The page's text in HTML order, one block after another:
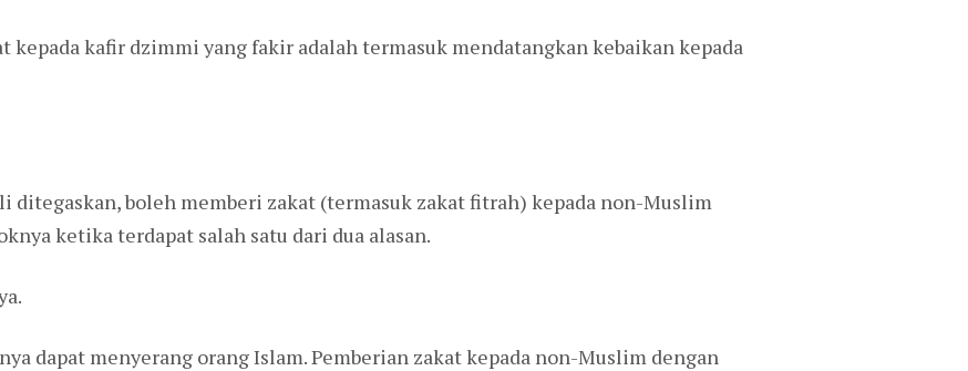
kepada kafir dzimmi yang fakir adalah termasuk mendatangkan kebaikan kepada
ditegaskan, boleh memberi zakat (termasuk zakat fitrah) kepada non-Muslim
ketika terdapat salah satu dari dua alasan.
dapat menyerang orang Islam. Pemberian zakat kepada non-Muslim dengan